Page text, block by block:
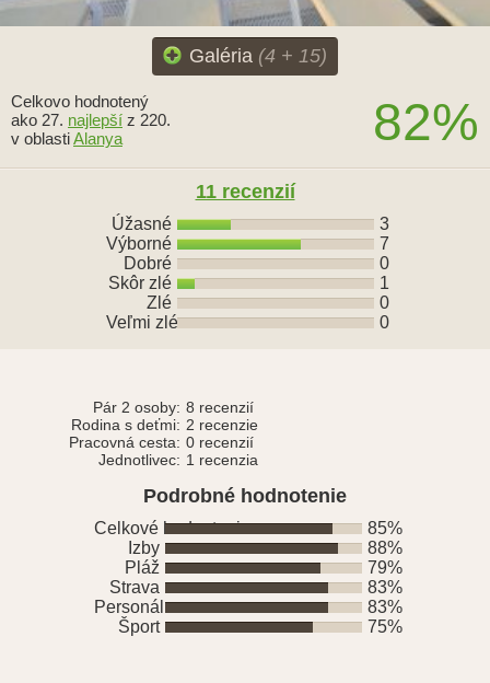
Galéria (4 + 15)
82%
Celkovo hodnotený
ako 27. najlepší z 220.
v oblastiAlanya
11 recenzií
Úžasné
3
Výborné
7
Dobré
0
Skôr zlé
1
Zlé
0
Veľmi zlé
0
Pár 2 osoby: 8 recenzií
Rodina s deťmi: 2 recenzie
Pracovná cesta: 0 recenzií
Jednotlivec: 1 recenzia
Podrobné hodnotenie
Celkové hodnotenie
85%
Izby
88%
Pláž
79%
Strava
83%
Personál
83%
Šport
75%